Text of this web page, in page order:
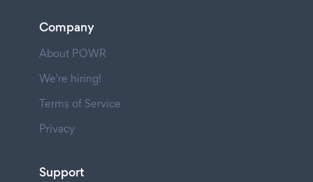
Company
About POWR
We're hiring!
Terms of Service
Privacy
Support